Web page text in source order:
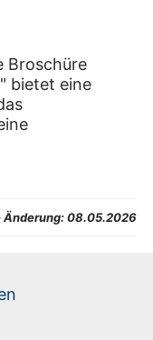
Broschüre
bietet eine
Änderung:08.05.2026